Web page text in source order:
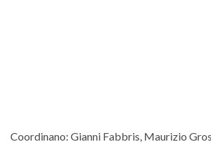
Coordinano: Gianni Fabbris, Maurizio